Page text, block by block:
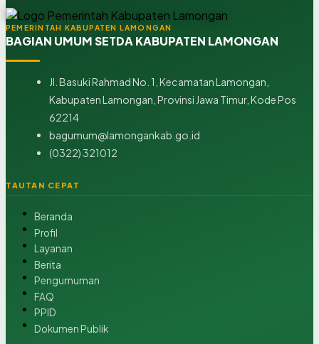
PEMERINTAH KABUPATEN LAMONGAN
BAGIAN UMUM SETDA KABUPATEN LAMONGAN
Jl. Basuki Rahmad No. 1, Kecamatan Lamongan,
Kabupaten Lamongan, Provinsi Jawa Timur, Kode Pos
62214
bagumum@lamongankab.go.id
(0322) 321012
TAUTAN CEPAT
Beranda
Profil
Layanan
Berita
Pengumuman
FAQ
PPID
Dokumen Publik